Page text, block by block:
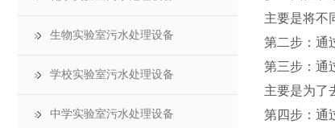
主要是将不
第二步：通
第三步：通
主要是为了
第四步：通
生物实验室污水处理设备
学校实验室污水处理设备
中学实验室污水处理设备